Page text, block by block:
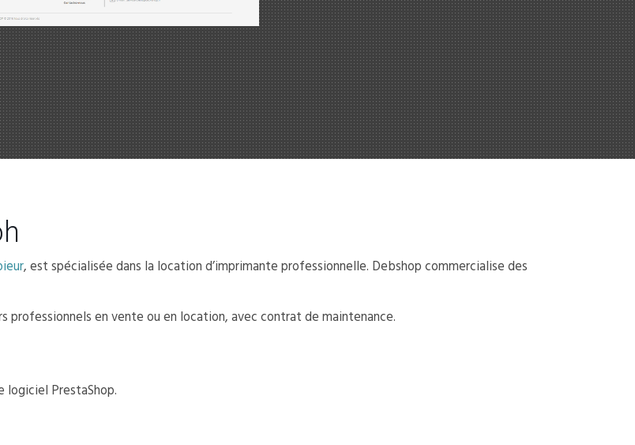
, est spécialisée dans la location d’imprimante professionnelle. Debshop commercialise des
professionnels en vente ou en location, avec contrat de maintenance.
logiciel PrestaShop.